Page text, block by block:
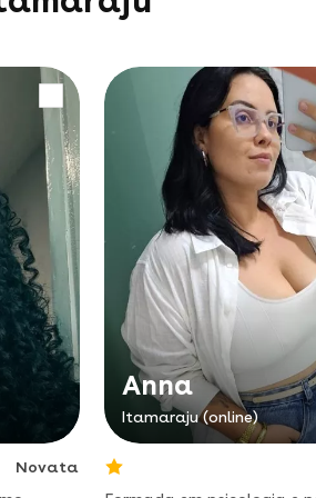
Novata
Anna
Itamaraju (online)